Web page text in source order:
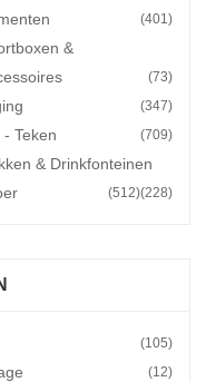
(401)
&
(73)
(347)
Teken (709)
& Drinkfonteinen
(228)
(512)
(105)
(12)